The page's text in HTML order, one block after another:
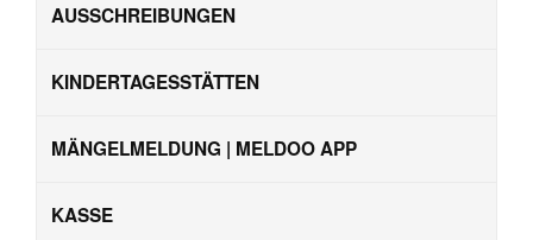
AUSSCHREIBUNGEN
KINDERTAGESSTÄTTEN
MÄNGELMELDUNG | MELDOO APP
KASSE